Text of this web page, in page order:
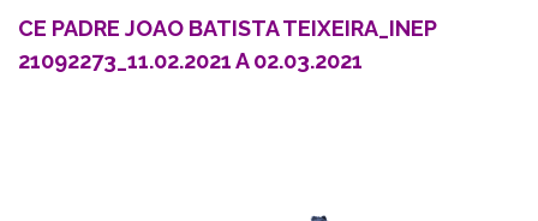
CE PADRE JOAO BATISTA TEIXEIRA_INEP
21092273_11.02.2021 A 02.03.2021